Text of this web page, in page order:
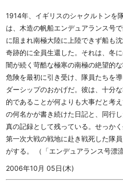
1914年、イギリスのシャクルトンを
は、木造の帆船エンデュアランス号
に阻まれ南極大陸に上陸できず船も
奇跡的に全員生還した。それは、冬
闇が続く苛酷な極寒の南極の絶望的
危険を最初に引き受け、隊員たちを
ダーシップのおかげだ。彼は、十分
的であることが何よりも大事だと考
の何名かが書き続けた日記と、同行
真の記録として残っている。せっか
第一次大戦の戦地に赴き戦死した隊
がする。 （「エンデュアランス号漂
2006年10月 05日(木)